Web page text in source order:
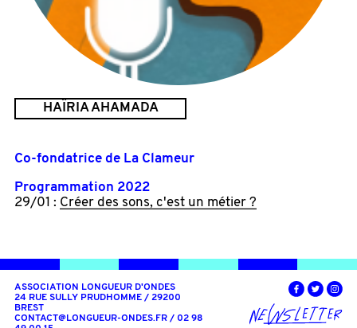
HAÏRIA AHAMADA
Co-fondatrice de La Clameur
Programmation 2022
29/01 : Créer des sons, c'est un métier ?
ASSOCIATION LONGUEUR D'ONDES
24 RUE SULLY PRUDHOMME / 29200
BREST
CONTACT@LONGUEUR-ONDES.FR / 02 98